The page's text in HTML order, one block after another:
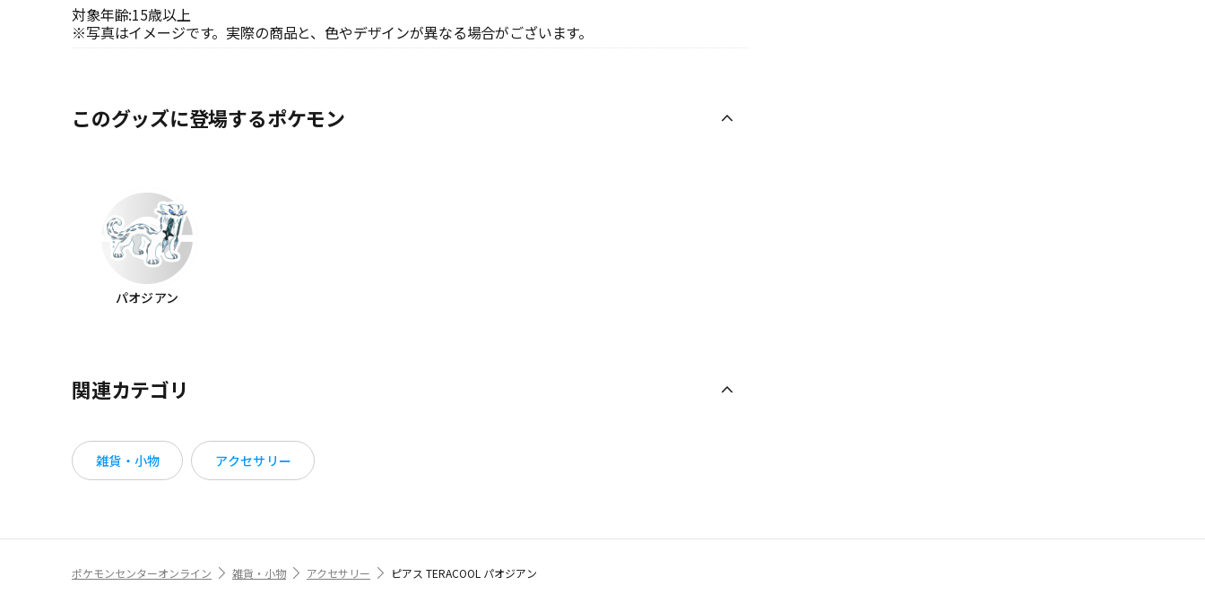
対象年齢:15歳以上
※写真はイメージです。実際の商品と、色やデザインが異なる場合がございます。
このグッズに登場するポケモン
パオジアン
関連カテゴリ
雑貨・小物 アクセサリー
ポケモンセンターオンライン 雑貨・小物 アクセサリー ピアス TERACOOL パオジアン